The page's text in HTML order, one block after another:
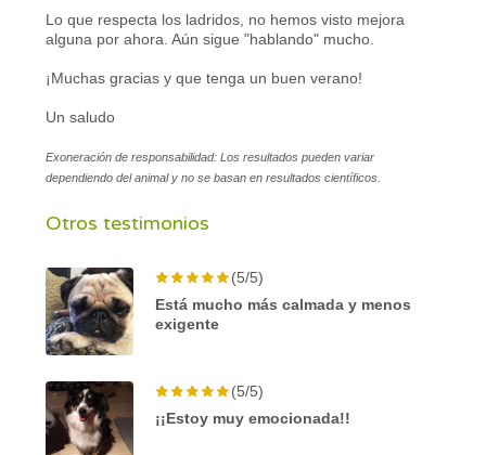
Lo que respecta los ladridos, no hemos visto mejora
alguna por ahora. Aún sigue "hablando" mucho.
¡Muchas gracias y que tenga un buen verano!
Un saludo
Exoneración de responsabilidad: Los resultados pueden variar
dependiendo del animal y no se basan en resultados científicos.
Otros testimonios
(5/5)
Está mucho más calmada y menos
exigente
(5/5)
¡¡Estoy muy emocionada!!